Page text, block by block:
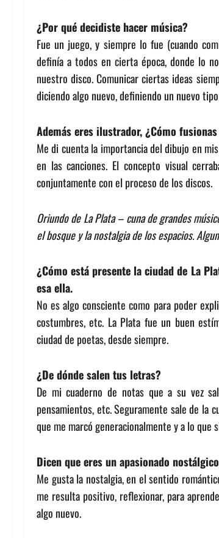
¿Por qué decidiste hacer música?
Fue un juego, y siempre lo fue (cuando
definía a todos en cierta época, donde lo
nuestro disco. Comunicar ciertas ideas
diciendo algo nuevo, definiendo un nuevo
Además eres ilustrador, ¿Cómo
Me di cuenta la importancia del dibujo en
en las canciones. El concepto visual
conjuntamente con el proceso de los discos.
Oriundo de La Plata – cuna de grandes
el bosque y la nostalgia de los espacios.
¿Cómo está presente la ciudad de La
esa ella.
No es algo consciente como para poder
costumbres, etc. La Plata fue un buen
ciudad de poetas, desde siempre.
¿De dónde salen tus letras?
De mi cuaderno de notas que a su vez
pensamientos, etc. Seguramente sale de la
que me marcó generacionalmente y a lo
Dicen que eres un apasionado nostálgico
Me gusta la nostalgia, en el sentido
me resulta positivo, reflexionar, para
algo nuevo.